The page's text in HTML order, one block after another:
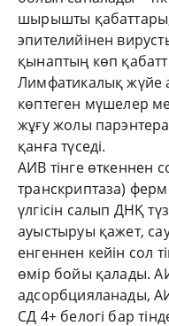
шырышты қабаттары,
эпителийінен
қынаптың көп
Лимфатикалық жүйе
көптеген мүшелер
жұғу жолы
қанға түседі.
АИВ тінге өткеннен
транскриптаза)
үлгісін салып ДНҚ
ауыстыруы қажет,
енгеннен кейін сол
өмір бойы қалады.
адсорбцияланады,
СД 4+ белогі бар